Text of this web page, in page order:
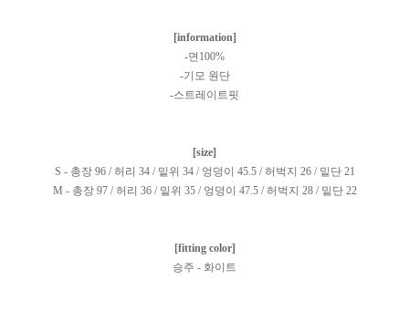
[information]
-면100%
-기모 원단
-스트레이트핏
[size]
S - 총장 96 / 허리 34 / 밑위 34 / 엉덩이 45.5 / 허벅지 26 / 밑단 21
M - 총장 97 / 허리 36 / 밑위 35 / 엉덩이 47.5 / 허벅지 28 / 밑단 22
[fitting color]
승주 - 화이트